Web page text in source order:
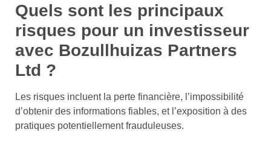
Quels sont les principaux
risques pour un investisseur
avec Bozullhuizas Partners
Ltd ?
Les risques incluent la perte financière, l’impossibilité
d’obtenir des informations fiables, et l’exposition à des
pratiques potentiellement frauduleuses.